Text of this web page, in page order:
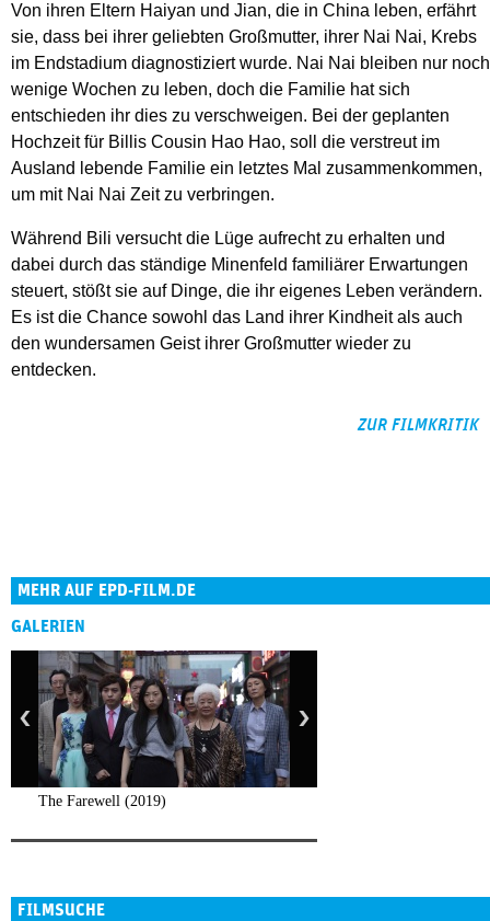
Von ihren Eltern Haiyan und Jian, die in China leben, erfährt
sie, dass bei ihrer geliebten Großmutter, ihrer Nai Nai, Krebs
im Endstadium diagnostiziert wurde. Nai Nai bleiben nur noch
wenige Wochen zu leben, doch die Familie hat sich
entschieden ihr dies zu verschweigen. Bei der geplanten
Hochzeit für Billis Cousin Hao Hao, soll die verstreut im
Ausland lebende Familie ein letztes Mal zusammenkommen,
um mit Nai Nai Zeit zu verbringen.
Während Bili versucht die Lüge aufrecht zu erhalten und
dabei durch das ständige Minenfeld familiärer Erwartungen
steuert, stößt sie auf Dinge, die ihr eigenes Leben verändern.
Es ist die Chance sowohl das Land ihrer Kindheit als auch
den wundersamen Geist ihrer Großmutter wieder zu
entdecken.
ZUR FILMKRITIK
MEHR AUF EPD-FILM.DE
GALERIEN
The Farewell (2019)
FILMSUCHE